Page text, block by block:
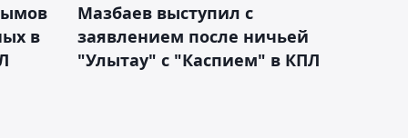
в
Мазбаев выступил с
заявлением после ничьей
"Улытау" с "Каспием" в КПЛ